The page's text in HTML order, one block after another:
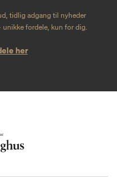
tidlig adgang til nyheder
fordele, kun for dig.
her